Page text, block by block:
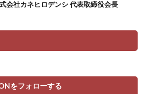
会社カネヒロデンシ 代表取締役会長
をフォローする